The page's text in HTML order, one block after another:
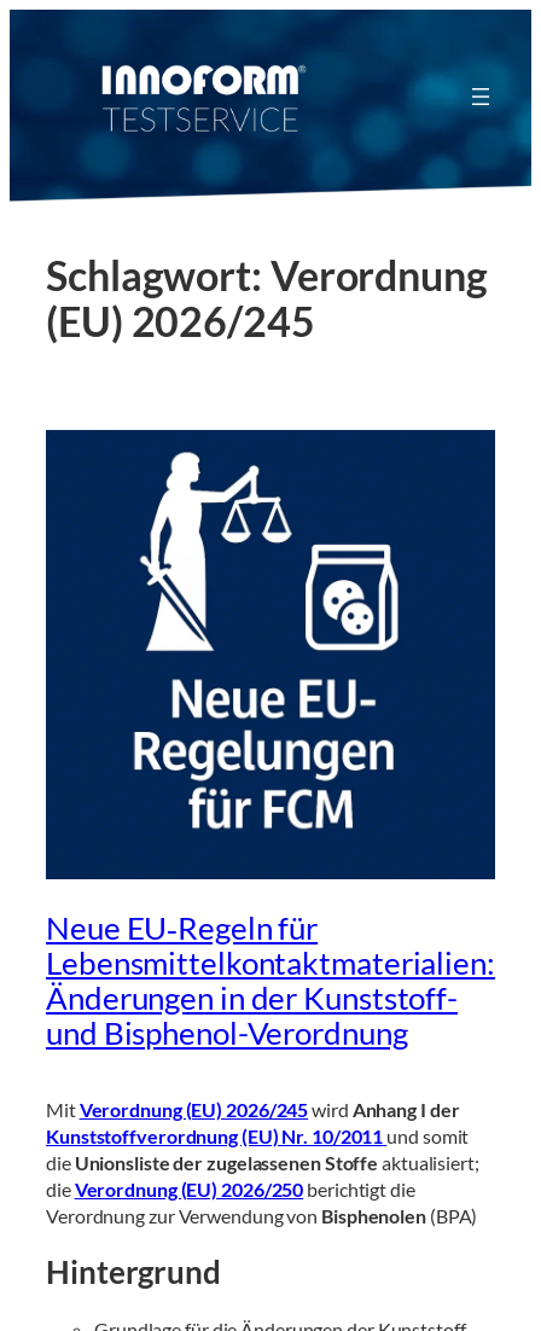
Schlagwort: Verordnung
(EU) 2026/245
Neue EU‑Regeln für
Lebensmittelkontaktmaterialien:
Änderungen in der Kunststoff-
und Bisphenol-Verordnung
MitVerordnung (EU) 2026/245wird Anhang I der
Kunststoffverordnung (EU) Nr. 10/2011 und somit
die Unionsliste der zugelassenen Stoffe aktualisiert;
dieVerordnung (EU) 2026/250 berichtigt die
Verordnung zur Verwendung von Bisphenolen (BPA)
Hintergrund